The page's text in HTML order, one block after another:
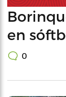
en
0